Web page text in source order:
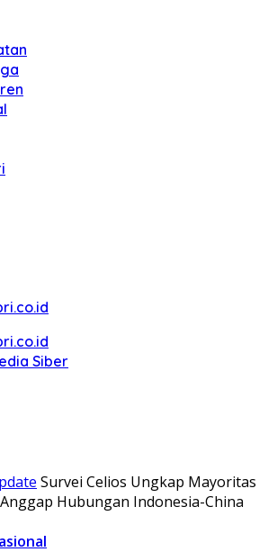
Siber
Survei Celios Ungkap Mayoritas
Hubungan Indonesia-China